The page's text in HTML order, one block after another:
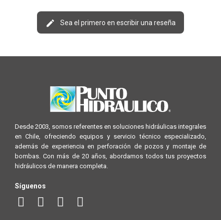
Sea el primero en escribir una reseña
Desde 2003, somos referentes en soluciones hidráulicas integrales
en Chile, ofreciendo equipos y servicio técnico especializado,
además de experiencia en perforación de pozos y montaje de
bombas. Con más de 20 años, abordamos todos tus proyectos
hidráulicos de manera completa.
Síguenos